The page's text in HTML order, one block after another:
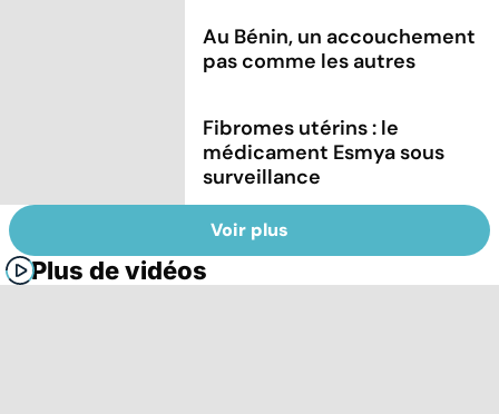
Au Bénin, un accouchement
pas comme les autres
Fibromes utérins : le
médicament Esmya sous
surveillance
Voir plus
Plus de vidéos